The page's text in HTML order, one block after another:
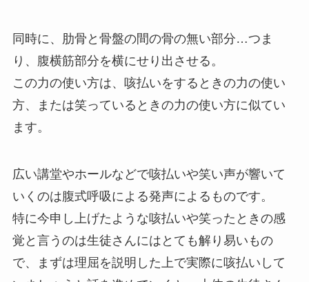
同時に、肋骨と骨盤の間の骨の無い部分…つま
り、腹横筋部分を横にせり出させる。
この力の使い方は、咳払いをするときの力の使い
方、または笑っているときの力の使い方に似てい
ます。
広い講堂やホールなどで咳払いや笑い声が響いて
いくのは腹式呼吸による発声によるものです。
特に今申し上げたような咳払いや笑ったときの感
覚と言うのは生徒さんにはとても解り易いもの
で、まずは理屈を説明した上で実際に咳払いして